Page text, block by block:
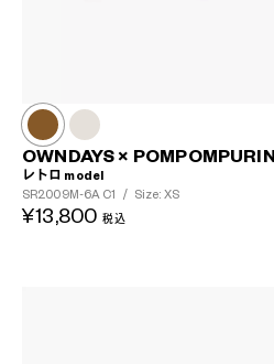
OWNDAYS × POMPOMPURIN
レトロ model
SR2009M-6A C1 / Size: XS
¥13,800 税込